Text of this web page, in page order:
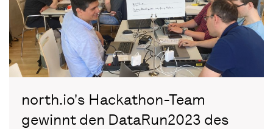
north.io's Hackathon-Team
gewinnt den DataRun2023 des